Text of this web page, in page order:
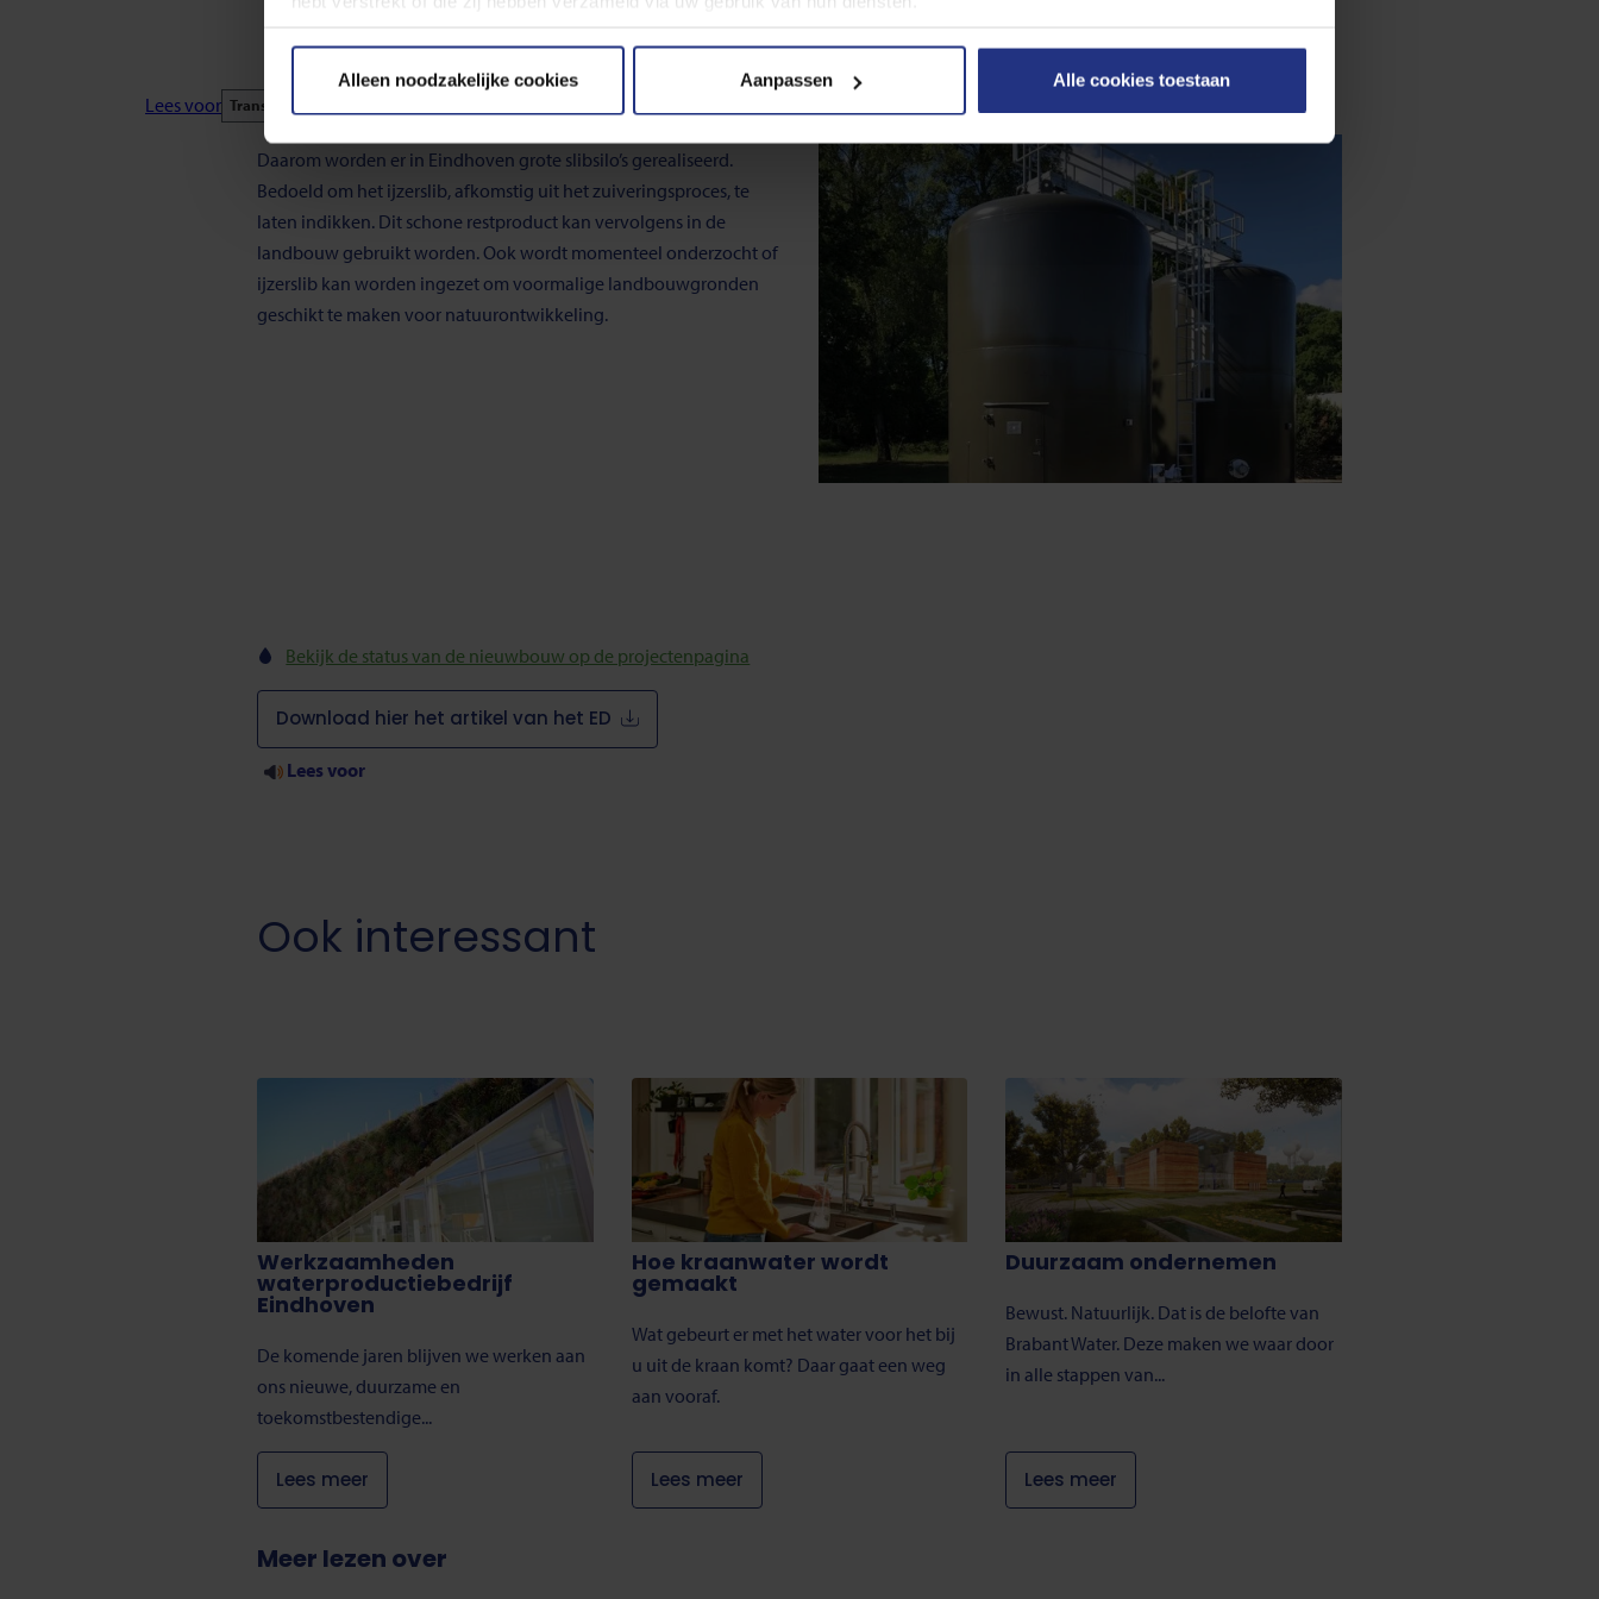
U kunt uw toestemming op ieder moment wijzigen of intrekken via de cookie instellingen button rechts onderaan de
pagina.
Alleen noodzakelijke cookies Aanpassen Alle cookies toestaan
Lees voor Translate
Daarom worden er in Eindhoven grote slibsilo’s gerealiseerd.
Bedoeld om het ijzerslib, afkomstig uit het zuiveringsproces, te
laten indikken. Dit schone restproduct kan vervolgens in de
landbouw gebruikt worden. Ook wordt momenteel onderzocht of
ijzerslib kan worden ingezet om voormalige landbouwgronden
geschikt te maken voor natuurontwikkeling.
Bekijk de status van de nieuwbouw op de projectenpagina
Download hier het artikel van het ED
Lees voor
Ook interessant
Werkzaamheden
waterproductiebedrijf
Eindhoven
De komende jaren blijven we werken aan
ons nieuwe, duurzame en
toekomstbestendige...
Lees meer
Hoe kraanwater wordt
gemaakt
Wat gebeurt er met het water voor het bij
u uit de kraan komt? Daar gaat een weg
aan vooraf.
Lees meer
Duurzaam ondernemen
Bewust. Natuurlijk. Dat is de belofte van
Brabant Water. Deze maken we waar door
in alle stappen van...
Lees meer
Meer lezen over